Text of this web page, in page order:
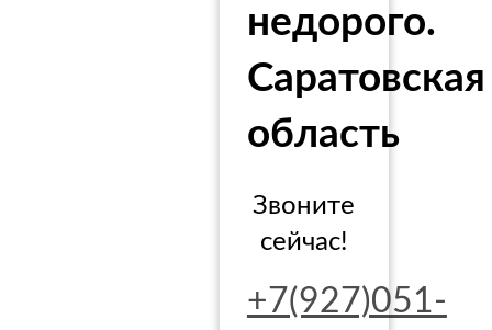
недорого.
Саратовская
область
Звоните
сейчас!
+7(927)051-